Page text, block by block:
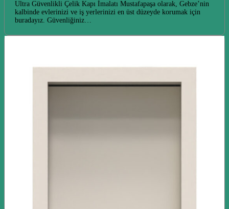
Ultra Güvenlikli Çelik Kapı İmalatı Mustafapaşa olarak, Gebze’nin
kalbinde evlerinizi ve iş yerlerinizi en üst düzeyde korumak için
buradayız. Güvenliğiniz…